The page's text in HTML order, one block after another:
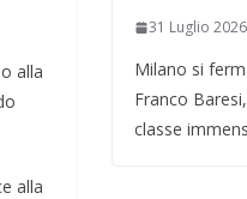
alla
alla
31 Luglio 2026
Milano si
Franco
classe